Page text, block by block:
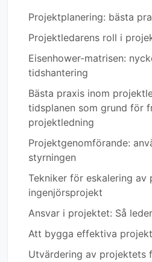
Projektplanering: bästa
Projektledarens roll i
Eisenhower-matrisen:
tidshantering
Bästa praxis inom
tidsplanen som grund för
projektledning
Projektgenomförande:
styrningen
Tekniker för eskalering av
ingenjörsprojekt
Ansvar i projektet: Så
Att bygga effektiva
Utvärdering av projektets